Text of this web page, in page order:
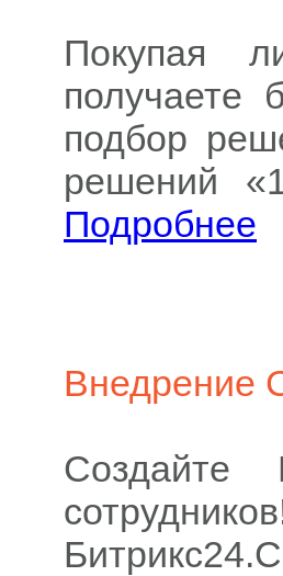
Покупая
получаете
подбор
решений
Подробнее
Внедрение